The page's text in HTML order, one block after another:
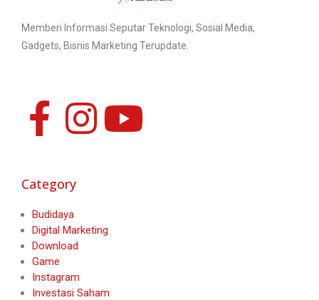
Memberi Informasi Seputar Teknologi, Sosial Media,
Gadgets, Bisnis Marketing Terupdate.
Category
Budidaya
Digital Marketing
Download
Game
Instagram
Investasi Saham